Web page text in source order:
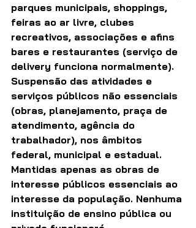
parques municipais, shoppings,
feiras ao ar livre, clubes
recreativos, associações e afins
bares e restaurantes (serviço de
delivery funciona normalmente).
Suspensão das atividades e
serviços públicos não essenciais
(obras, planejamento, praça de
atendimento, agência do
trabalhador), nos âmbitos
federal, municipal e estadual.
Mantidas apenas as obras de
interesse públicos essenciais ao
interesse da população. Nenhuma
instituição de ensino pública ou